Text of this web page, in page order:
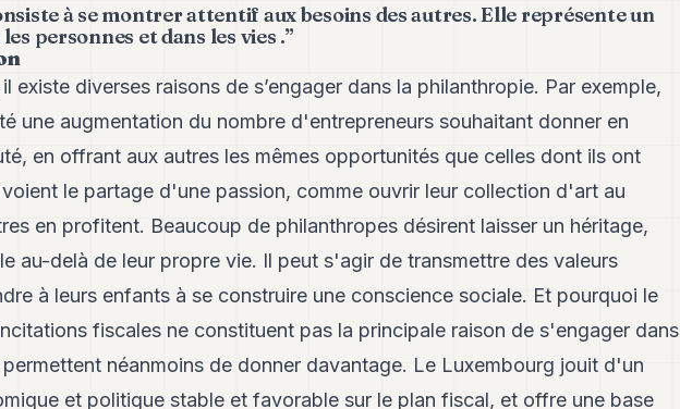
à se montrer attentif aux besoins des autres. Elle représente un
personnes et dans les vies .”
existe diverses raisons de s’engager dans la philanthropie. Par exemple,
une augmentation du nombre d'entrepreneurs souhaitant donner en
en offrant aux autres les mêmes opportunités que celles dont ils ont
le partage d'une passion, comme ouvrir leur collection d'art au
en profitent. Beaucoup de philanthropes désirent laisser un héritage,
au-delà de leur propre vie. Il peut s'agir de transmettre des valeurs
à leurs enfants à se construire une conscience sociale. Et pourquoi le
fiscales ne constituent pas la principale raison de s'engager dans
néanmoins de donner davantage. Le Luxembourg jouit d'un
et politique stable et favorable sur le plan fiscal, et offre une base